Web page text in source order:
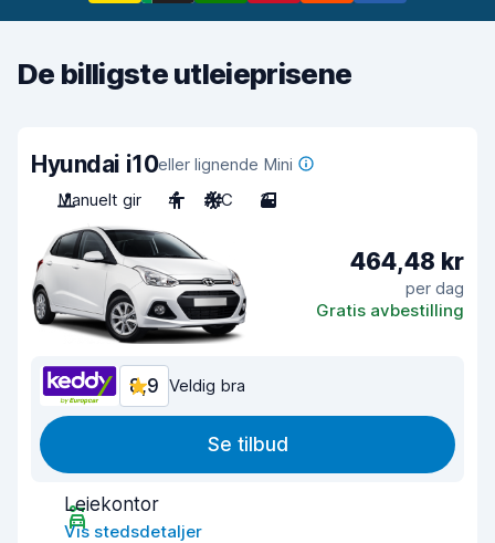
De billigste utleieprisene
Hyundai i10eller lignende Mini
Manuelt gir
4 A/C 3
464,48 kr
per dag
Gratis avbestilling
8,9 Veldig bra
Se tilbud
Leiekontor
Vis stedsdetaljer